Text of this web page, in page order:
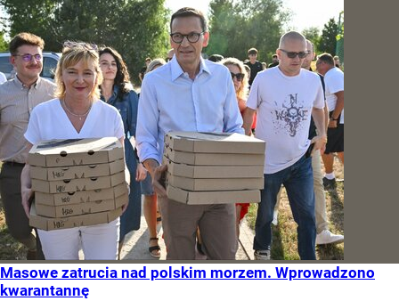
Masowe zatrucia nad polskim morzem. Wprowadzono
kwarantannę